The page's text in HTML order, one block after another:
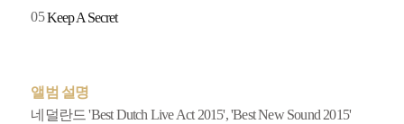
05Keep A Secret
앨범 설명
네덜란드 'Best Dutch Live Act 2015', 'Best New Sound 2015'